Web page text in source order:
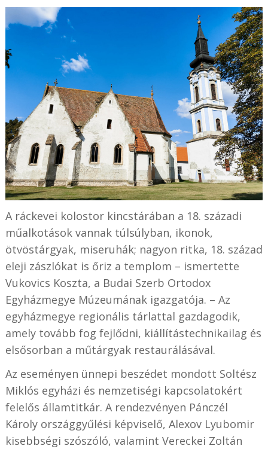
A ráckevei kolostor kincstárában a 18. századi
műalkotások vannak túlsúlyban, ikonok,
ötvöstárgyak, miseruhák; nagyon ritka, 18. század
eleji zászlókat is őriz a templom – ismertette
Vukovics Koszta, a Budai Szerb Ortodox
Egyházmegye Múzeumának igazgatója. – Az
egyházmegye regionális tárlattal gazdagodik,
amely tovább fog fejlődni, kiállítástechnikailag és
elsősorban a műtárgyak restaurálásával.
Az eseményen ünnepi beszédet mondott Soltész
Miklós egyházi és nemzetiségi kapcsolatokért
felelős államtitkár. A rendezvényen Pánczél
Károly országgyűlési képviselő, Alexov Lyubomir
kisebbségi szószóló, valamint Vereckei Zoltán